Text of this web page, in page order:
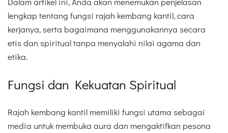
lengkap tentang fungsi rajah kembang kantil, cara
kerjanya, serta bagaimana menggunakannya secara
etis dan spiritual tanpa menyalahi nilai agama dan
etika.
Fungsi dan Kekuatan Spiritual
Rajah kembang kantil memiliki fungsi utama sebagai
media untuk membuka aura dan mengaktifkan pesona